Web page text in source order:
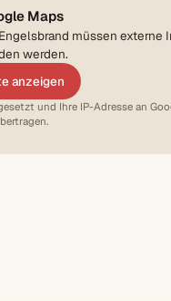
Maps
müssen externe
werden.
anzeigen
und Ihre IP-Adresse an